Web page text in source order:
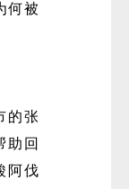
何被
的张
助回
阿伐